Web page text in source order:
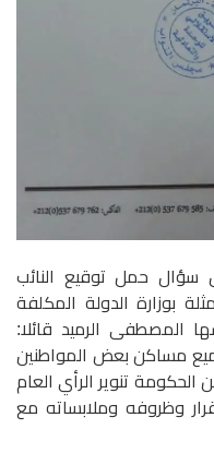
سؤال حمل توقيع النائب
بوزارة الدولة المكلفة
المصطفى الرميد قائلا:
مساكن بعض المواطنين
تنوير الرأي العام
وظروفه وملابساته مع